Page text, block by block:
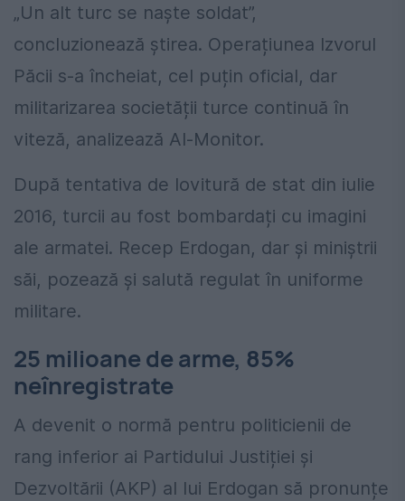
„Un alt turc se naște soldat”,
concluzionează știrea. Operațiunea Izvorul
Păcii s-a încheiat, cel puțin oficial, dar
militarizarea societății turce continuă în
viteză, analizează Al-Monitor.
După tentativa de lovitură de stat din iulie
2016, turcii au fost bombardați cu imagini
ale armatei. Recep Erdogan, dar și miniștrii
săi, pozează și salută regulat în uniforme
militare.
25 milioane de arme, 85%
neînregistrate
A devenit o normă pentru politicienii de
rang inferior ai Partidului Justiției și
Dezvoltării (AKP) al lui Erdogan să pronunțe